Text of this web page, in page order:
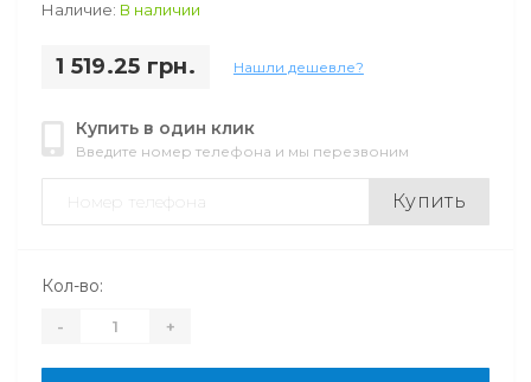
Наличие: В наличии
1 519.25 грн. Нашли дешевле?
Купить в один клик
Введите номер телефона и мы перезвоним
Купить
Кол-во:
- +